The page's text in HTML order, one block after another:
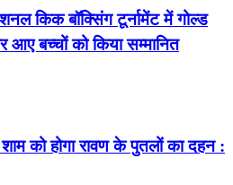
किक बॉक्सिंग टूर्नामेंट में गोल्ड
बच्चों को किया सम्मानित
शाम को होगा रावण के पुतलों का दहन :